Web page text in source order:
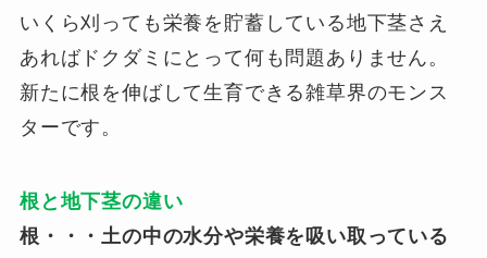
いくら刈っても栄養を貯蓄している地下茎さえ
あればドクダミにとって何も問題ありません。
新たに根を伸ばして生育できる雑草界のモンス
ターです。
根と地下茎の違い
根・・・土の中の水分や栄養を吸い取っている